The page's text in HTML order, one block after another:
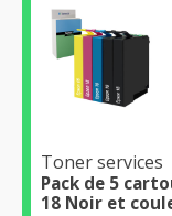
Toner services
Pack de 5
18 Noir et